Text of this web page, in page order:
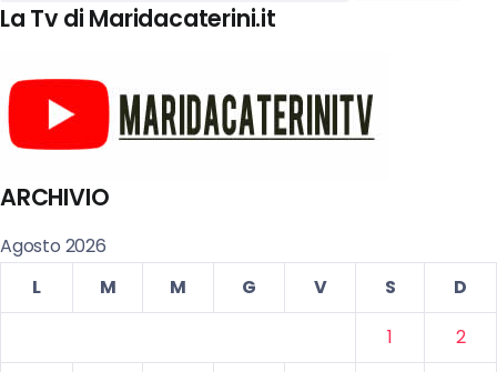
La Tv di Maridacaterini.it
ARCHIVIO
Agosto 2026
L
M M G V S
D
1
2